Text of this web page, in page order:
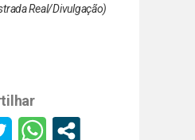
Real/Divulgação)